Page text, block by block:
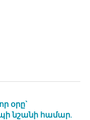
օրը`
նշանի համար.